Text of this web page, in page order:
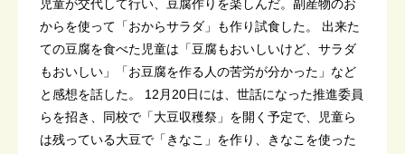
児童が交代して行い、豆腐作りを楽しんだ。副産物のお
からを使って「おからサラダ」も作り試食した。 出来た
ての豆腐を食べた児童は「豆腐もおいしいけど、サラダ
もおいしい」「お豆腐を作る人の苦労が分かった」など
と感想を話した。 12月20日には、世話になった推進委員
らを招き、同校で「大豆収穫祭」を開く予定で、児童ら
は残っている大豆で「きなこ」を作り、きなこを使った